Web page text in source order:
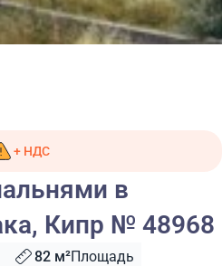
+ НДС
в
Кипр № 48968
82 м²Площадь